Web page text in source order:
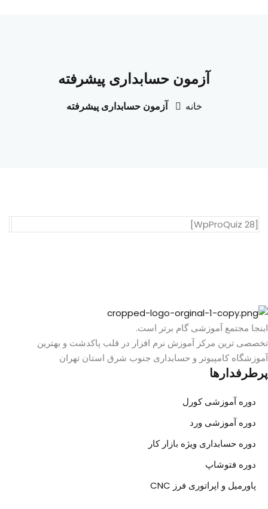
آزمون حسابداری پیشرفته
خانه آزمون حسابداری پیشرفته
[WpProQuiz 28]
اینجا مجتمع آموزشی گام برتر است.
تخصصی ترین مرکز آموزش نرم افزار در قلب پاکدشت و بهترین
آموزشگاه کامپیوتر و حسابداری جنوب شرق استان تهران
پرطرفدارها
دوره آموزشی کورل
دوره آموزشی ورد
دوره حسابداری ویژه بازار کار
دوره فتوشاپ
پاورمیل و اپراتوری فرز CNC